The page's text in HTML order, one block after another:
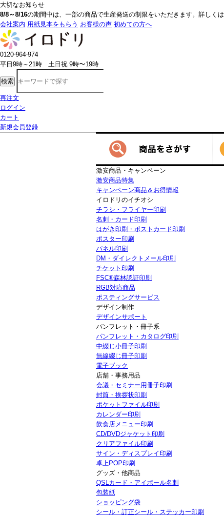
大切なお知らせ
8/8～8/16の期間中は、一部の商品で生産発送の制限をいただきます。詳しくは
会社案内 用紙見本をもらう お客様の声 初めての方へ
0120-964-974
平日9時～21時 土日祝 9時〜19時
検索
再注文
ログイン
カート
新規会員登録
激安商品・キャンペーン
激安商品特集
キャンペーン商品＆お得情報
イロドリのイチオシ
チラシ・フライヤー印刷
名刺・カード印刷
はがき印刷・ポストカード印刷
ポスター印刷
パネル印刷
DM・ダイレクトメール印刷
チケット印刷
FSC®森林認証印刷
RGB対応商品
ポスティングサービス
デザイン制作
デザインサポート
パンフレット・冊子系
パンフレット・カタログ印刷
中綴じ小冊子印刷
無線綴じ冊子印刷
電子ブック
店舗・事務用品
会議・セミナー用冊子印刷
封筒・挨拶状印刷
ポケットファイル印刷
カレンダー印刷
飲食店メニュー印刷
CD/DVDジャケット印刷
クリアファイル印刷
サイン・ディスプレイ印刷
卓上POP印刷
グッズ・他商品
QSLカード・アイボール名刺
包装紙
ショッピング袋
シール・訂正シール・ステッカー印刷